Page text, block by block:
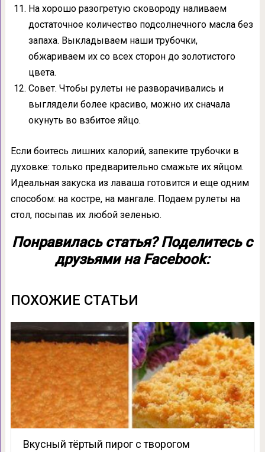
На хорошо разогретую сковороду наливаем
достаточное количество подсолнечного масла без
запаха. Выкладываем наши трубочки,
обжариваем их со всех сторон до золотистого
цвета.
Совет. Чтобы рулеты не разворачивались и
выглядели более красиво, можно их сначала
окунуть во взбитое яйцо.
Если боитесь лишних калорий, запеките трубочки в
духовке: только предварительно смажьте их яйцом.
Идеальная закуска из лаваша готовится и еще одним
способом: на костре, на мангале. Подаем рулеты на
стол, посыпав их любой зеленью.
Понравилась статья? Поделитесь с
друзьями на Facebook:
ПОХОЖИЕ СТАТЬИ
Вкусный тёртый пирог с творогом